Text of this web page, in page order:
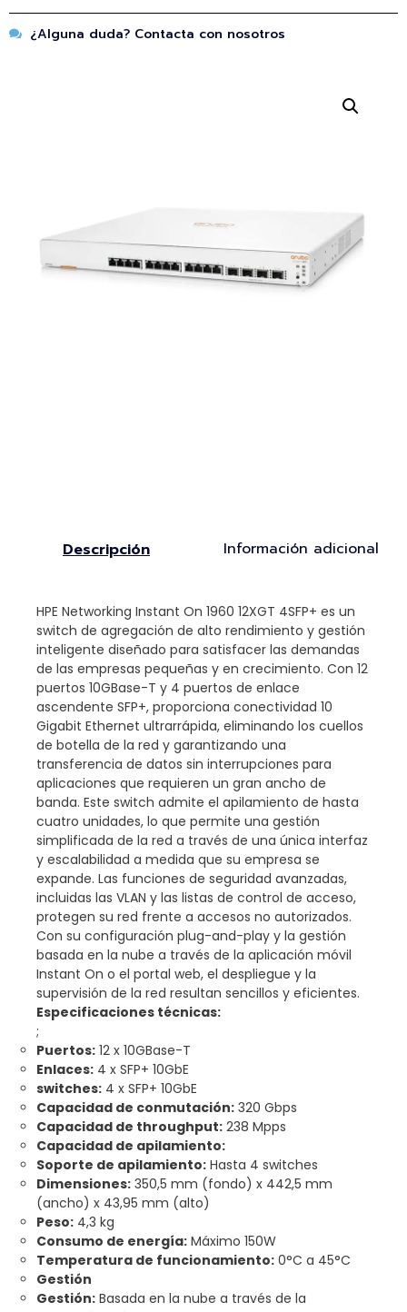
¿Alguna duda? Contacta con nosotros
Descripción Información adicional
HPE Networking Instant On 1960 12XGT 4SFP+ es un
switch de agregación de alto rendimiento y gestión
inteligente diseñado para satisfacer las demandas
de las empresas pequeñas y en crecimiento. Con 12
puertos 10GBase-T y 4 puertos de enlace
ascendente SFP+, proporciona conectividad 10
Gigabit Ethernet ultrarrápida, eliminando los cuellos
de botella de la red y garantizando una
transferencia de datos sin interrupciones para
aplicaciones que requieren un gran ancho de
banda. Este switch admite el apilamiento de hasta
cuatro unidades, lo que permite una gestión
simplificada de la red a través de una única interfaz
y escalabilidad a medida que su empresa se
expande. Las funciones de seguridad avanzadas,
incluidas las VLAN y las listas de control de acceso,
protegen su red frente a accesos no autorizados.
Con su configuración plug-and-play y la gestión
basada en la nube a través de la aplicación móvil
Instant On o el portal web, el despliegue y la
supervisión de la red resultan sencillos y eficientes.
Especificaciones técnicas:
;
Puertos: 12 x 10GBase-T
Enlaces: 4 x SFP+ 10GbE
switches: 4 x SFP+ 10GbE
Capacidad de conmutación: 320 Gbps
Capacidad de throughput: 238 Mpps
Capacidad de apilamiento:
Soporte de apilamiento: Hasta 4 switches
Dimensiones: 350,5 mm (fondo) x 442,5 mm
(ancho) x 43,95 mm (alto)
Peso: 4,3 kg
Consumo de energía: Máximo 150W
Temperatura de funcionamiento: 0°C a 45°C
Gestión
Gestión: Basada en la nube a través de la